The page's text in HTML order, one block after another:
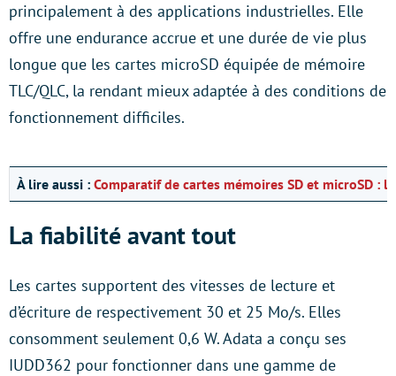
principalement à des applications industrielles. Elle
offre une endurance accrue et une durée de vie plus
longue que les cartes microSD équipée de mémoire
TLC/QLC, la rendant mieux adaptée à des conditions de
fonctionnement difficiles.
À lire aussi : Comparatif de cartes mémoires SD et microSD :
La fiabilité avant tout
Les cartes supportent des vitesses de lecture et
d’écriture de respectivement 30 et 25 Mo/s. Elles
consomment seulement 0,6 W. Adata a conçu ses
IUDD362 pour fonctionner dans une gamme de